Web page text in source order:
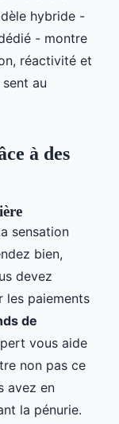
hybride -
- montre
réactivité et
au
à des
sensation
bien,
devez
les paiements
de
vous aide
non pas ce
avez en
la pénurie.